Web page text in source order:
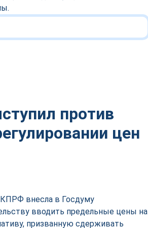
против
цен
КПРФ внесла в Госдуму
вводить предельные цены на
призванную сдерживать